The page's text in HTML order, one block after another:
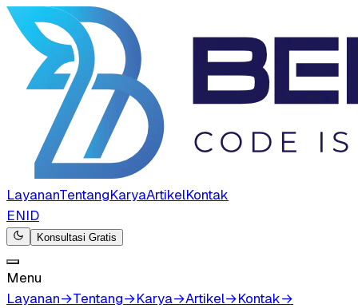
LayananTentangKaryaArtikelKontak
ENID
Konsultasi Gratis
Menu
Layanan→Tentang→Karya→Artikel→Kontak→